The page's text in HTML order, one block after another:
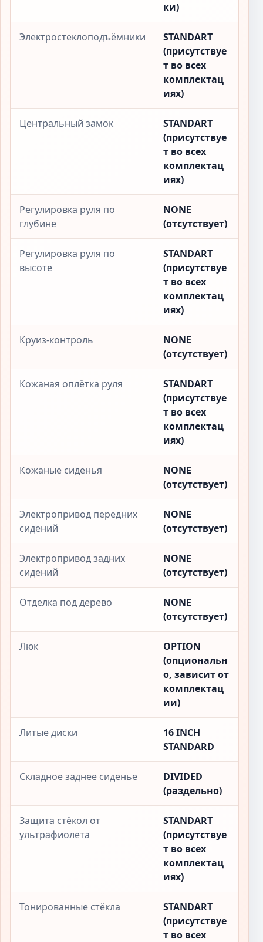
ки)
Электростеклоподъёмники
STANDART
(присутствуе
т во всех
комплектац
иях)
Центральный замок
STANDART
(присутствуе
т во всех
комплектац
иях)
Регулировка руля по
глубине
NONE
(отсутствует)
Регулировка руля по
высоте
STANDART
(присутствуе
т во всех
комплектац
иях)
Круиз-контроль
NONE
(отсутствует)
Кожаная оплётка руля
STANDART
(присутствуе
т во всех
комплектац
иях)
Кожаные сиденья
NONE
(отсутствует)
Электропривод передних
сидений
NONE
(отсутствует)
Электропривод задних
сидений
NONE
(отсутствует)
Отделка под дерево
NONE
(отсутствует)
Люк
OPTION
(опциональн
о, зависит от
комплектац
ии)
Литые диски
16 INCH
STANDARD
Складное заднее сиденье
DIVIDED
(раздельно)
Защита стёкол от
ультрафиолета
STANDART
(присутствуе
т во всех
комплектац
иях)
Тонированные стёкла
STANDART
(присутствуе
т во всех